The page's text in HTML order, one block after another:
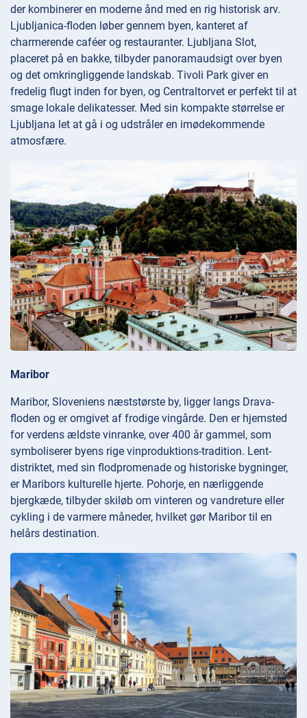
der kombinerer en moderne ånd med en rig historisk arv.
Ljubljanica-floden løber gennem byen, kanteret af
charmerende caféer og restauranter. Ljubljana Slot,
placeret på en bakke, tilbyder panoramaudsigt over byen
og det omkringliggende landskab. Tivoli Park giver en
fredelig flugt inden for byen, og Centraltorvet er perfekt til at
smage lokale delikatesser. Med sin kompakte størrelse er
Ljubljana let at gå i og udstråler en imødekommende
atmosfære.
Maribor
Maribor, Sloveniens næststørste by, ligger langs Drava-
floden og er omgivet af frodige vingårde. Den er hjemsted
for verdens ældste vinranke, over 400 år gammel, som
symboliserer byens rige vinproduktions-tradition. Lent-
distriktet, med sin flodpromenade og historiske bygninger,
er Maribors kulturelle hjerte. Pohorje, en nærliggende
bjergkæde, tilbyder skiløb om vinteren og vandreture eller
cykling i de varmere måneder, hvilket gør Maribor til en
helårs destination.